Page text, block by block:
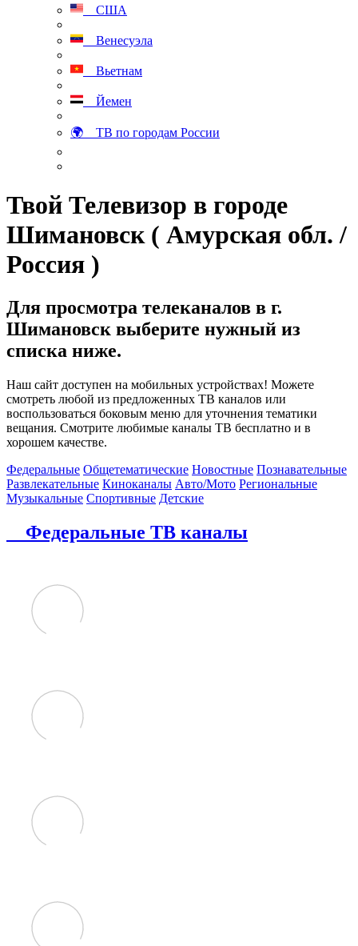
США
Венесуэла
Вьетнам
Йемен
🌍 ТВ по городам России
Твой Телевизор в городе
Шимановск ( Амурская обл. /
Россия )
Для просмотра телеканалов в г.
Шимановск выберите нужный из
списка ниже.
Наш сайт доступен на мобильных устройствах! Можете
смотреть любой из предложенных ТВ каналов или
воспользоваться боковым меню для уточнения тематики
вещания. Смотрите любимые каналы ТВ бесплатно и в
хорошем качестве.
Федеральные Общетематические Новостные Познавательные
Развлекательные Киноканалы Авто/Мото Региональные
Музыкальные Спортивные Детские
Федеральные ТВ каналы